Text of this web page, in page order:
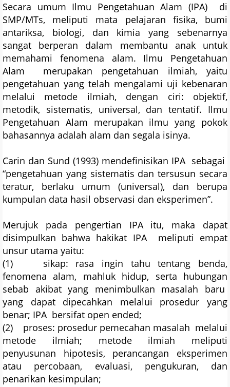
Secara umum Ilmu Pengetahuan Alam (IPA) di
SMP/MTs, meliputi mata pelajaran fisika, bumi
antariksa, biologi, dan kimia yang sebenarnya
sangat berperan dalam membantu anak untuk
memahami fenomena alam. Ilmu Pengetahuan
Alam merupakan pengetahuan ilmiah, yaitu
pengetahuan yang telah mengalami uji kebenaran
melalui metode ilmiah, dengan ciri: objektif,
metodik, sistematis, universal, dan tentatif. Ilmu
Pengetahuan Alam merupakan ilmu yang pokok
bahasannya adalah alam dan segala isinya.
Carin dan Sund (1993) mendefinisikan IPA sebagai
“pengetahuan yang sistematis dan tersusun secara
teratur, berlaku umum (universal), dan berupa
kumpulan data hasil observasi dan eksperimen”.
Merujuk pada pengertian IPA itu, maka dapat
disimpulkan bahwa hakikat IPA meliputi empat
unsur utama yaitu:
(1) sikap: rasa ingin tahu tentang benda,
fenomena alam, mahluk hidup, serta hubungan
sebab akibat yang menimbulkan masalah baru
yang dapat dipecahkan melalui prosedur yang
benar; IPA bersifat open ended;
(2) proses: prosedur pemecahan masalah melalui
metode ilmiah; metode ilmiah meliputi
penyusunan hipotesis, perancangan eksperimen
atau percobaan, evaluasi, pengukuran, dan
penarikan kesimpulan;